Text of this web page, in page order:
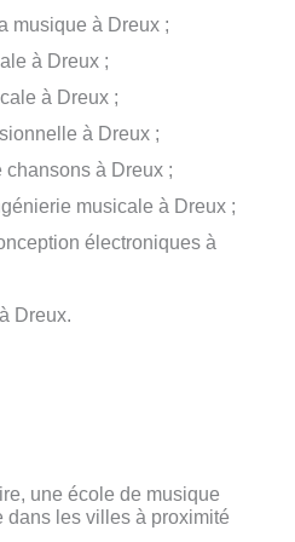
musique à Dreux ;
à Dreux ;
à Dreux ;
à Dreux ;
chansons à Dreux ;
musicale à Dreux ;
électroniques à
Dreux.
une école de musique
dans les villes à proximité